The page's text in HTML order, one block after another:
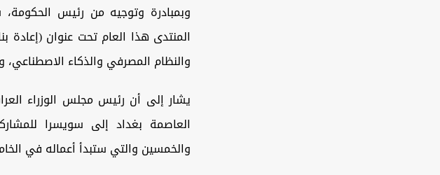
وبمبادرة وتوجيه من رئيس
المنتدى هذا العام تحت عنوان
والنظام المصرفي والذكاء
يشار إلى أن رئيس مجلس الوزراء
العاصمة بغداد إلى سويسرا
والخمسين والتي ستبدأ أعماله في